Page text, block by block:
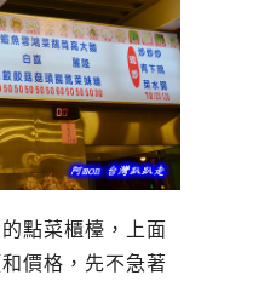
點菜櫃檯，上面
價格，先不急著